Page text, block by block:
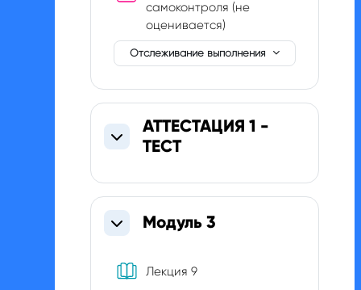
самоконтроля (не
оценивается)
Отслеживание выполнения
Свернуть
АТТЕСТАЦИЯ 1 -
ТЕСТ
СвернутьМодуль 3
Лекция 9Книга